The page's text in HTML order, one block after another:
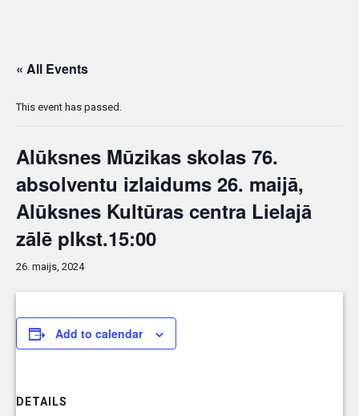
« All Events
This event has passed.
Alūksnes Mūzikas skolas 76.
absolventu izlaidums 26. maijā,
Alūksnes Kultūras centra Lielajā
zālē plkst.15:00
26. maijs, 2024
Add to calendar
DETAILS